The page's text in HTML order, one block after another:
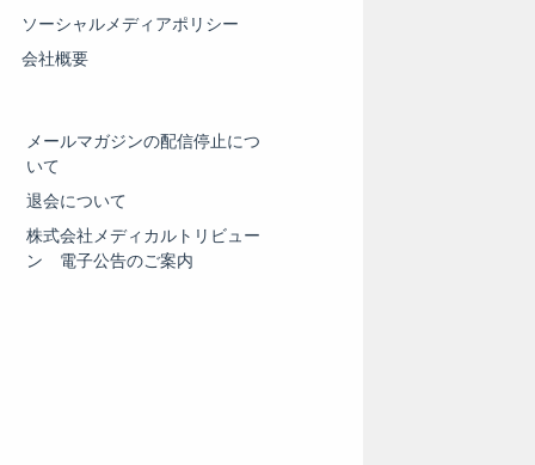
ソーシャルメディアポリシー
会社概要
メールマガジンの配信停止につ
いて
退会について
株式会社メディカルトリビュー
ン 電子公告のご案内